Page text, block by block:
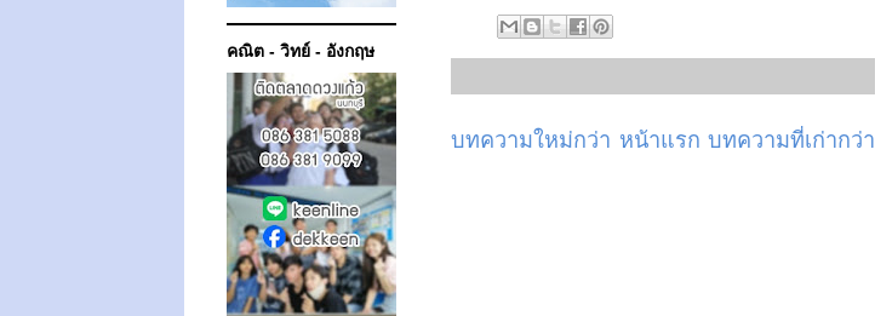
บทความใหม่กว่า บทความที่เก่ากว่า
หน้าแรก
คณิต - วิทย์ - อังกฤษ